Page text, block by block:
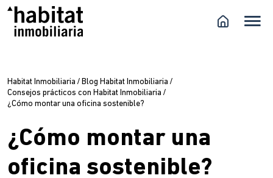
Habitat Inmobiliaria / Blog Habitat Inmobiliaria /
Consejos prácticos con Habitat Inmobiliaria /
¿Cómo montar una oficina sostenible?
¿Cómo montar una
oficina sostenible?